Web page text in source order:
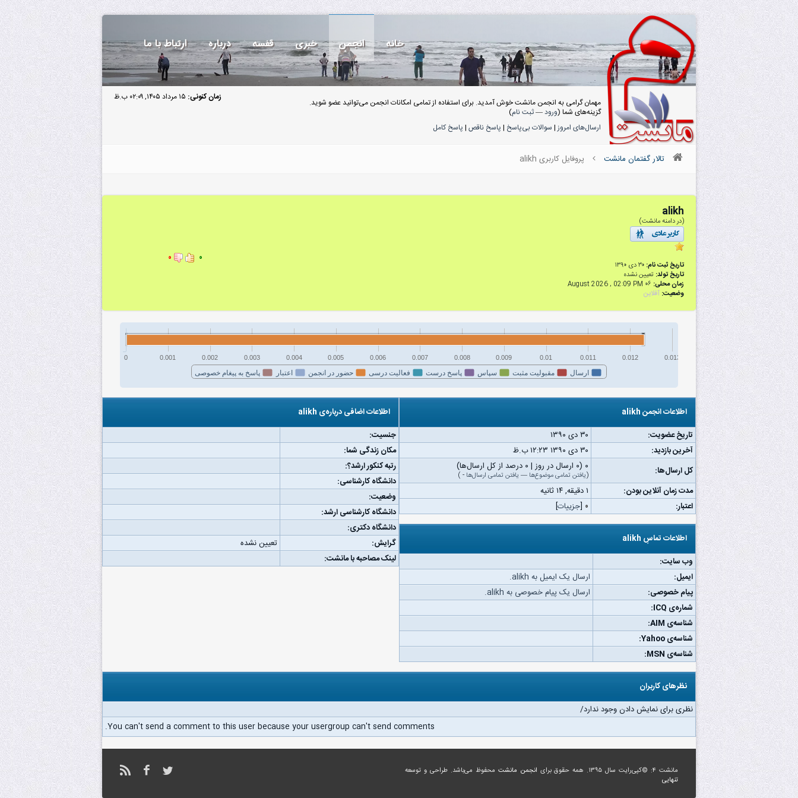
خانه انجمن خبری قفسه درباره ارتباط با ما
زمان کنونی: ۱۵ مرداد ۱۴۰۵, ۰۲:۰۹ ب.ظ
مهمان گرامی به انجمن مانشت خوش آمدید. برای استفاده از تمامی امکانات انجمن می‌توانید عضو شوید.
گزینه‌های شما (ورود—ثبت نام)
ارسال‌های امروز| سوالات بی‌پاسخ | پاسخ ناقص | پاسخ کامل
تالار گفتمان مانشت پروفایل کاربری alikh
alikh
(در دامنه مانشت)
تاریخ ثبت نام: ۳۰ دى ۱۳۹۰
تاریخ تولد: تعیین نشده
زمان محلی: ۰۶ August 2026 , 02:09 PM
وضعیت: آفلاین
۰ ۰
ارسال مقبولیت مثبت سپاس پاسخ درست فعالیت درسی حضور در انجمن اعتبار پاسخ به پیغام خصوصی
0 0.001 0.002 0.003 0.004 0.005 0.006 0.007 0.008 0.009 0.01 0.011 0.012 0.013
اطلاعات انجمن alikh
تاریخ عضویت:
۳۰ دى ۱۳۹۰
آخرین بازدید:
۳۰ دى ۱۳۹۰ ۱۲:۲۳ ب.ظ
کل ارسال‌ها:
۰ (۰ ارسال در روز | ۰ درصد از کل ارسال‌ها)
(یافتن تمامی موضوع‌ها — یافتن تمامی ارسال‌ها -
)
مدت زمان آنلاین بودن:
۱ دقیقه, ۱۴ ثانیه
اعتبار:
۰ [جزییات]
اطلاعات تماسِ alikh
وب‌ سایت:
ایمیل:
ارسال یک ایمیل به alikh.
پیام خصوصی:
ارسال یک پیام خصوصی به alikh.
شماره‌ی ICQ:
شناسه‌ی AIM:
شناسه‌ی Yahoo:
شناسه‌ی MSN:
اطلاعات اضافی درباره‌ی alikh
جنسیت:
مکان زندگی شما:
رتبه کنکور ارشد؟:
دانشگاه کارشناسی:
وضعیت:
دانشگاه کارشناسی ارشد:
دانشگاه دکتری:
گرایش:
تعیین نشده
لینک مصاحبه با مانشت:
نظرهای کاربران
نظری برای نمایش دادن وجود ندارد/
You can't send a comment to this user because your usergroup can't send comments.
مانشت ۴: ©کپی‌رایت سال ۱۳۹۵. همه حقوق برای انجمن مانشت محفوظ می‌باشد. طراحی و توسعه
تنهایی